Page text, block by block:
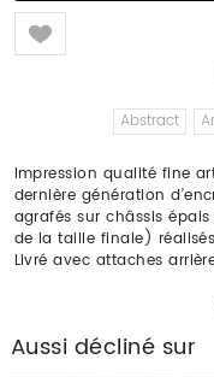
Like
Abstract
Impression qualité fine
dernière génération
agrafés sur châssis
de la taille finale)
Livré avec attaches
Aussi décliné sur